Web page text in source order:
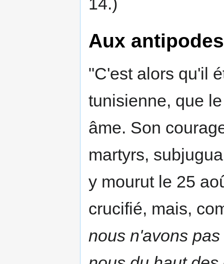
Aux
"C'est alors qu'il
tunisienne, que
âme. Son
martyrs,
y mourut le 25
crucifié, mais,
nous n'avons